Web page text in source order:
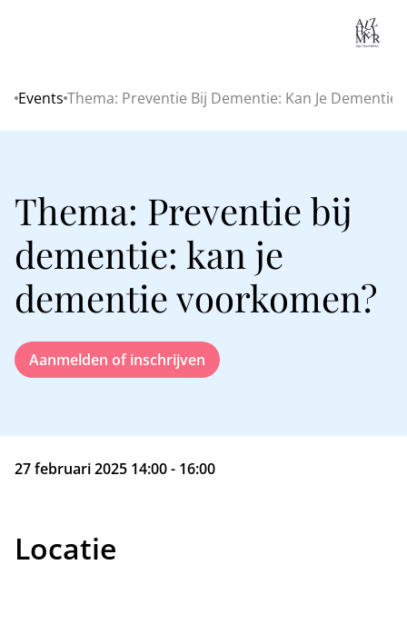
Home
Events Thema: Preventie Bij Dementie: Kan Je Dementie
Thema: Preventie bij
dementie: kan je
dementie voorkomen?
Aanmelden of inschrijven
27 februari 2025 14:00 - 16:00
Locatie